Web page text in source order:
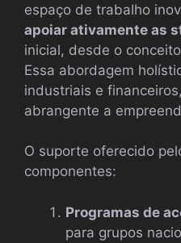
espaço de trabalho
apoiar ativamente as
inicial, desde o
Essa abordagem
industriais e
abrangente a
O suporte oferecido
componentes:
Programas de
para grupos